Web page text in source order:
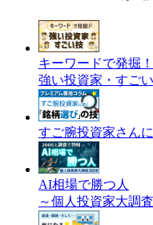
キーワードで発掘！
強い投資家・すご
すご腕投資家さん
AI相場で勝つ人
～個人投資家大調